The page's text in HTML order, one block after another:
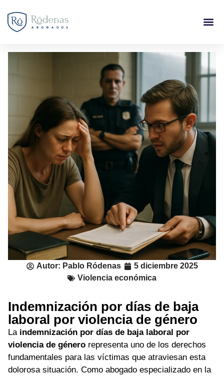
Autor: Pablo Ródenas
5 diciembre 2025
Violencia económica
Indemnización por días de baja
laboral por violencia de género
La indemnización por días de baja laboral por
violencia de género representa uno de los derechos
fundamentales para las víctimas que atraviesan esta
dolorosa situación. Como abogado especializado en la